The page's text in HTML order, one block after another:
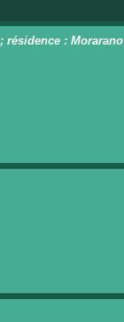
résidence : Morarano